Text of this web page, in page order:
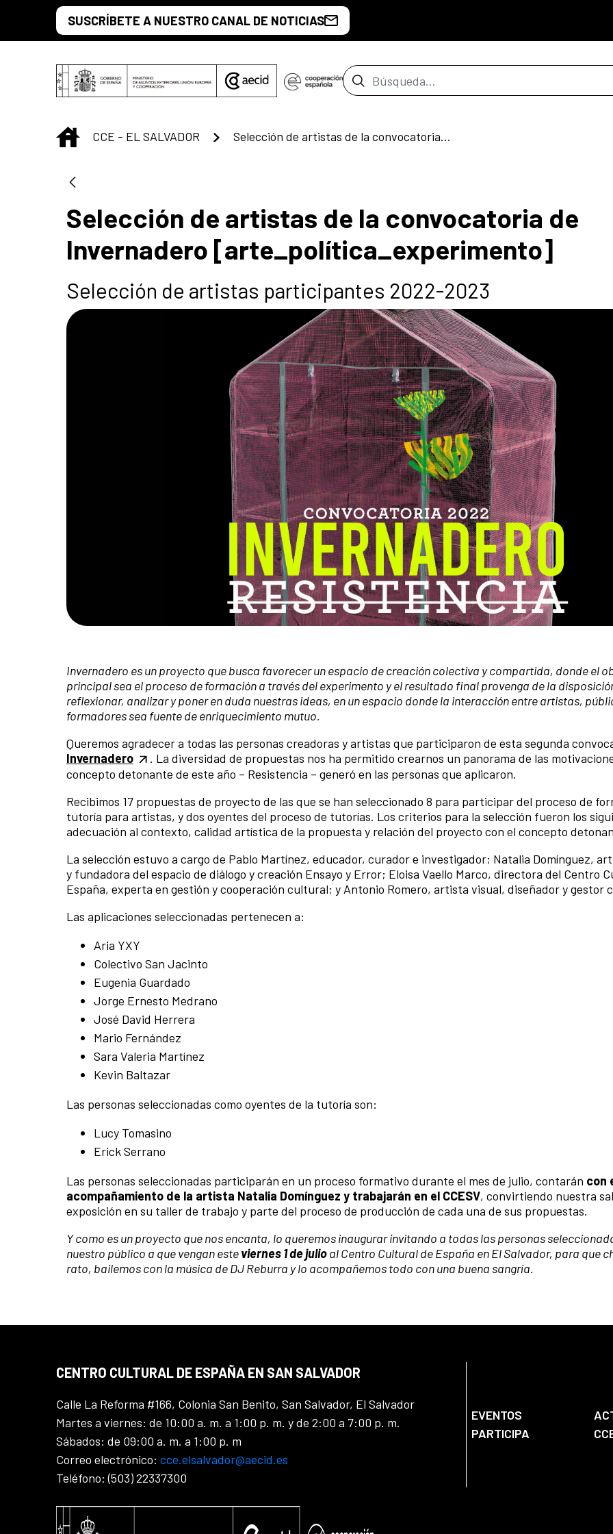
Saltar al contenido principal
SUSCRÍBETE A NUESTRO CANAL DE NOTICIAS
Barra de búsqueda
INICIO
CCE - EL SALVADOR Selección de artistas de la convocatoria de Invernadero [arte_política_experimento]
Selección de artistas de la convocatoria de
Invernadero [arte_política_experimento]
Selección de artistas participantes 2022-2023
Invernadero es un proyecto que busca favorecer un espacio de creación colectiva y compartida, donde el
principal sea el proceso de formación a través del experimento y el resultado final provenga de la
reflexionar, analizar y poner en duda nuestras ideas, en un espacio donde la interacción entre artistas,
formadores sea fuente de enriquecimiento mutuo.
Queremos agradecer a todas las personas creadoras y artistas que participaron de esta segunda
Invernadero
. La diversidad de propuestas nos ha permitido crearnos un panorama de las
concepto detonante de este año – Resistencia – generó en las personas que aplicaron.
Recibimos 17 propuestas de proyecto de las que se han seleccionado 8 para participar del proceso de
tutoría para artistas, y dos oyentes del proceso de tutorías. Los criterios para la selección fueron los
adecuación al contexto, calidad artística de la propuesta y relación del proyecto con el concepto
La selección estuvo a cargo de Pablo Martínez, educador, curador e investigador; Natalia Domínguez,
y fundadora del espacio de diálogo y creación Ensayo y Error; Eloisa Vaello Marco, directora del Centro
España, experta en gestión y cooperación cultural; y Antonio Romero, artista visual, diseñador y gestor
Las aplicaciones seleccionadas pertenecen a:
Aria YXY
Colectivo San Jacinto
Eugenia Guardado
Jorge Ernesto Medrano
José David Herrera
Mario Fernández
Sara Valeria Martínez
Kevin Baltazar
Las personas seleccionadas como oyentes de la tutoría son:
Lucy Tomasino
Erick Serrano
Las personas seleccionadas participarán en un proceso formativo durante el mes de julio, contarán con
acompañamiento de la artista Natalia Domínguez y trabajarán en el CCESV, convirtiendo nuestra
exposición en su taller de trabajo y parte del proceso de producción de cada una de sus propuestas.
Y como es un proyecto que nos encanta, lo queremos inaugurar invitando a todas las personas
nuestro público a que vengan esteviernes 1 de julioal Centro Cultural de España en El Salvador, para que
rato, bailemos con la música de DJ Reburra y lo acompañemos todo con una buena sangría.
CENTRO CULTURAL DE ESPAÑA EN SAN SALVADOR
Calle La Reforma #166, Colonia San Benito, San Salvador, El Salvador
Martes a viernes: de 10:00 a. m. a 1:00 p. m. y de 2:00 a 7:00 p. m.
Sábados: de 09:00 a. m. a 1:00 p. m
Correo electrónico: cce.elsalvador@aecid.es
Teléfono: (503) 22337300
EVENTOS
PARTICIPA